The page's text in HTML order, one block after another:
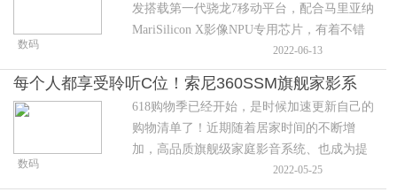
发搭载第一代骁龙7移动平台，配合马里亚纳
MariSilicon X影像NPU专用芯片，有着不错
的双芯人像体验。同时2999元的起售价也是
足够亲民，高颜值设计和强大的影像体验吸
引了很多人关注。
数码 2022-06-13
每个人都享受聆听C位！索尼360SSM旗舰家影系
统大动作
618购物季已经开始，是时候加速更新自己的
购物清单了！近期随着居家时间的不断增
加，高品质旗舰级家庭影音系统、也成为提
升客厅娱乐体验的优选好物。
数码 2022-05-25